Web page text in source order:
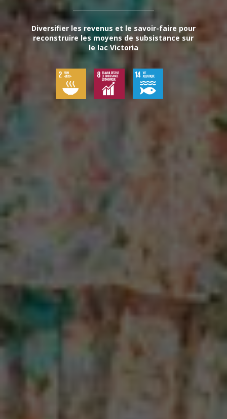
Diversifier les revenus et le savoir-faire pour
reconstruire les moyens de subsistance sur
le lac Victoria